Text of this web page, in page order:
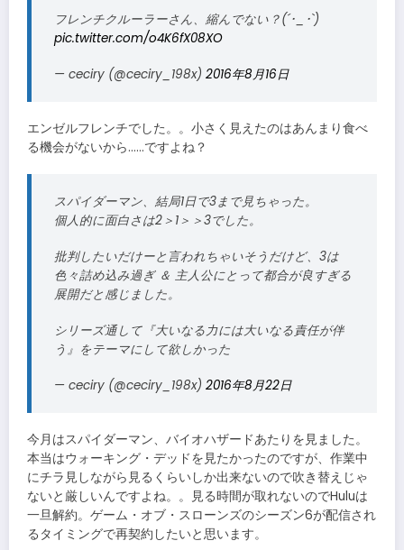
フレンチクルーラーさん、縮んでない？(´･_･`)
pic.twitter.com/o4K6fX08XO
— ceciry (@ceciry_198x) 2016年8月16日
エンゼルフレンチでした。。小さく見えたのはあんまり食べ
る機会がないから……ですよね？
スパイダーマン、結局1日で3まで見ちゃった。
個人的に面白さは2＞1＞＞3でした。
批判したいだけーと言われちゃいそうだけど、3は
色々詰め込み過ぎ ＆ 主人公にとって都合が良すぎる
展開だと感じました。
シリーズ通して『大いなる力には大いなる責任が伴
う』をテーマにして欲しかった
— ceciry (@ceciry_198x) 2016年8月22日
今月はスパイダーマン、バイオハザードあたりを見ました。
本当はウォーキング・デッドを見たかったのですが、作業中
にチラ見しながら見るくらいしか出来ないので吹き替えじゃ
ないと厳しいんですよね。。見る時間が取れないのでHuluは
一旦解約。ゲーム・オブ・スローンズのシーズン6が配信され
るタイミングで再契約したいと思います。